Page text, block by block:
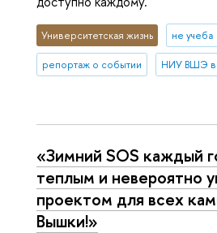
Университетская жизнь не учеба
репортаж о событии НИУ ВШЭ
«Зимний SOS каждый
теплым и невероятно
проектом для всех
Вышки!»